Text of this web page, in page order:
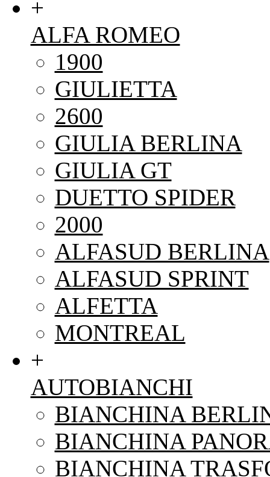
+
ALFA ROMEO
1900
GIULIETTA
2600
GIULIA BERLINA
GIULIA GT
DUETTO SPIDER
2000
ALFASUD BERLINA
ALFASUD SPRINT
ALFETTA
MONTREAL
+
AUTOBIANCHI
BIANCHINA
BIANCHINA
BIANCHINA